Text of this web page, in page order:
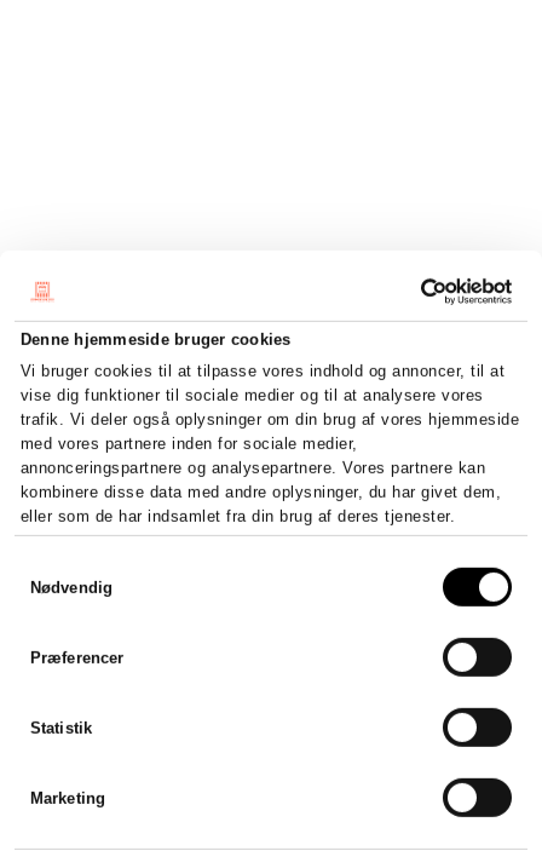
Denne hjemmeside bruger cookies
Vi bruger cookies til at tilpasse vores indhold og annoncer, til at
vise dig funktioner til sociale medier og til at analysere vores
trafik. Vi deler også oplysninger om din brug af vores hjemmeside
med vores partnere inden for sociale medier,
annonceringspartnere og analysepartnere. Vores partnere kan
kombinere disse data med andre oplysninger, du har givet dem,
eller som de har indsamlet fra din brug af deres tjenester.
Nødvendig
Præferencer
Statistik
Marketing
Sådan stifter du et ApS – krav,
Stift et ApS fra 20.000 kr. i...